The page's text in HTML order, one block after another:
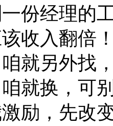
份经理的
该收入翻倍
就另外找
就换，可
励，先改